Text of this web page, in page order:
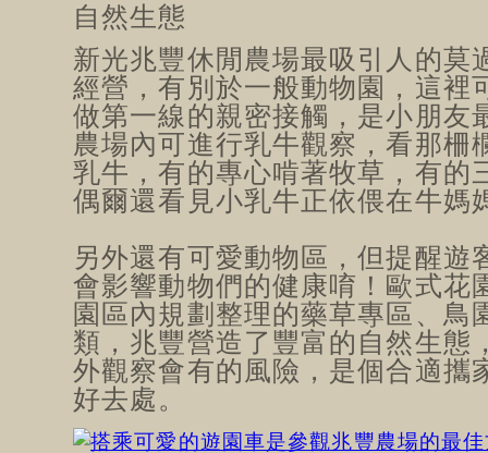
自然生態
新光兆豐休閒農場最吸引人的莫
經營，有別於一般動物園，這裡
做第一線的親密接觸，是小朋友
農場內可進行乳牛觀察，看那柵
乳牛，有的專心啃著牧草，有的
偶爾還看見小乳牛正依偎在牛媽
另外還有可愛動物區，但提醒遊
會影響動物們的健康唷！歐式花
園區內規劃整理的藥草專區、鳥
類，兆豐營造了豐富的自然生態
外觀察會有的風險，是個合適攜
好去處。